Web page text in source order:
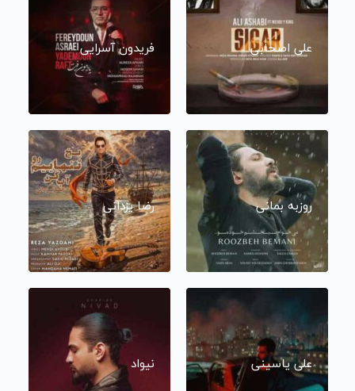
علی اصحابی فریدون آسرایی
روزبه بمانی رضا یزدانی
علی یاسینی نیواد